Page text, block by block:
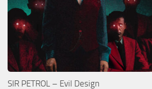
SIR PETROL – Evil Design